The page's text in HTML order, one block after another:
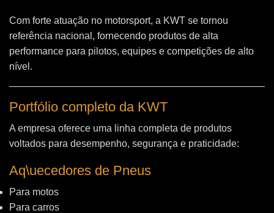
Com forte atuação no motorsport, a KWT se tornou
referência nacional, fornecendo produtos de alta
performance para pilotos, equipes e competições de alto
nível.
Portfólio completo da KWT
A empresa oferece uma linha completa de produtos
voltados para desempenho, segurança e praticidade:
Aq\uecedores de Pneus
Para motos
Para carros